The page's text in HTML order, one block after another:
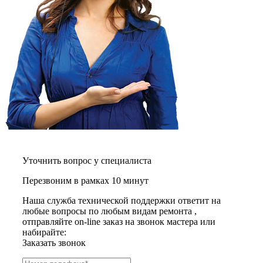
графических планшетов
граниторов
граверов
гребных тренажеров
грелок
грелок для ног
грелок для спины и шеи
греющих кабелей
грилей
грилей для кур
грилей для шаурмы
громкоговорителей
hi-fi
хлеборезок
холодильников
холодильников для молока
холодильных шкафов
homepod
хот-дог мейкеров
хромбуков
Уточнить вопрос у специалиста
Перезвоним в рамках 10 минут
Наша служба технической поддержки ответит на
любые вопросы по любым видам ремонта ,
отправляйте on-line заказ на звонок мастера или
набирайте:
Заказать звонок